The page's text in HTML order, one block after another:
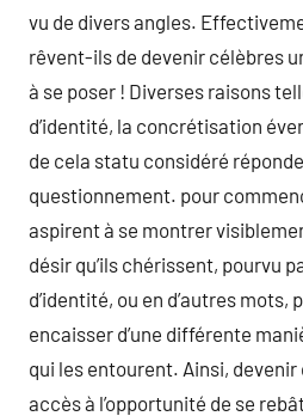
vu de divers angles.
rêvent-ils de devenir célèbres
à se poser ! Diverses raisons
d’identité, la concrétisation
de cela statu considéré
questionnement. pour
aspirent à se montrer
désir qu’ils chérissent, pourvu
d’identité, ou en d’autres mots,
encaisser d’une différente
qui les entourent. Ainsi,
accès à l’opportunité de se